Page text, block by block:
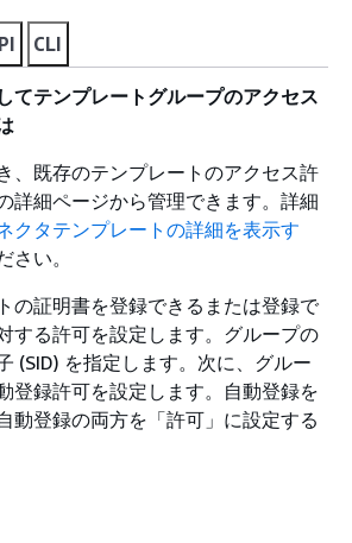
CLI
てテンプレートグループのアクセス
、既存のテンプレートのアクセス許
詳細ページから管理できます。詳細
クタテンプレートの詳細を表示す
さい。
の証明書を登録できるまたは登録で
する許可を設定します。グループの
(SID) を指定します。次に、グルー
登録許可を設定します。自動登録を
動登録の両方を「許可」に設定する